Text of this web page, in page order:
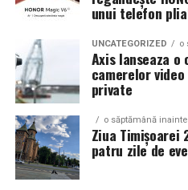
vorbim despre un stil
Echilibrul dintre estetica si
Un aspect specific
prezenta multor masini care
show, ci si vehicule utilizate
cauta solutii care sa le
evenimente fara a sacrifica
siguranta pe drumurile
unui telefon
UNCATEGORIZED o
Axis lanseaza
camerelor
private
o săptămână inainte
Ziua Timișoarei
patru zile de